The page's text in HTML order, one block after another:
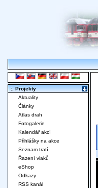
:. Projekty
Aktuality
Články
Atlas drah
Fotogalerie
Kalendář akcí
Přihlášky na akce
Seznam tratí
Řazení vlaků
eShop
Odkazy
RSS kanál